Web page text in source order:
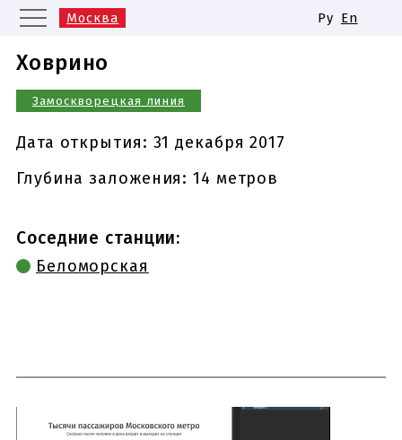
Москва
Казань
Новосибирск
Самара
Одинаковые названия станций
метро
Ру En
Ховрино
Замоскворецкая линия
Дата открытия: 31 декабря 2017
Глубина заложения: 14 метров
Соседние станции:
Беломорская